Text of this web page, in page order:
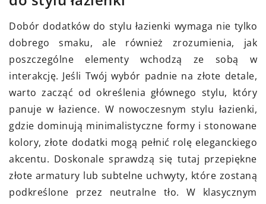
Dobór dodatków do stylu łazienki wymaga nie tylko
dobrego smaku, ale również zrozumienia, jak
poszczególne elementy wchodzą ze sobą w
interakcję. Jeśli Twój wybór padnie na złote detale,
warto zacząć od określenia głównego stylu, który
panuje w łazience. W nowoczesnym stylu łazienki,
gdzie dominują minimalistyczne formy i stonowane
kolory, złote dodatki mogą pełnić rolę eleganckiego
akcentu. Doskonale sprawdzą się tutaj przepiękne
złote armatury lub subtelne uchwyty, które zostaną
podkreślone przez neutralne tło. W klasycznym